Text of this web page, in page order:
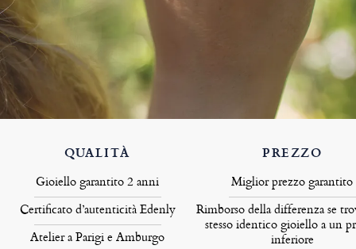
QUALITÀ
Gioiello garantito 2 anni
Certificato d’autenticità Edenly
Atelier a Parigi e Amburgo
PREZZO
Miglior prezzo garantito
Rimborso della differenza se
stesso identico gioiello a un
inferiore